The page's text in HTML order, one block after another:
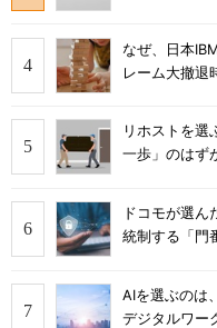
なぜ、日本
レーム大撤退
リホストを
一歩」のはず
ドコモが選
統制する「門
AIを選ぶのは
デジタルワー